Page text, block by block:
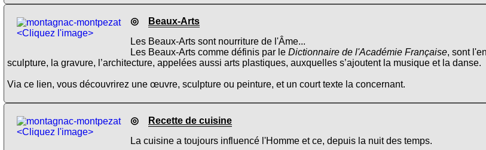
<Cliquez l'image>
◎
Beaux-Arts
Les Beaux-Arts sont nourriture de l'Âme...
Les Beaux-Arts comme définis par le Dictionnaire de l'Académie Française, sont
sculpture, la gravure, l’architecture, appelées aussi arts plastiques, auxquelles s’ajoutent la musique et la danse.
Via ce lien, vous découvrirez une œuvre, sculpture ou peinture, et un court texte la concernant.
<Cliquez l'image>
◎
Recette de cuisine
La cuisine a toujours influencé l'Homme et ce, depuis la nuit des temps.